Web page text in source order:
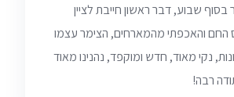
שבוע, דבר ראשון חייבת לציין
החם והאכפתי מהמארחים, הצימר עצמו
נקי מאוד, חדש ומוקפד, נהנינו מאוד
רבה!